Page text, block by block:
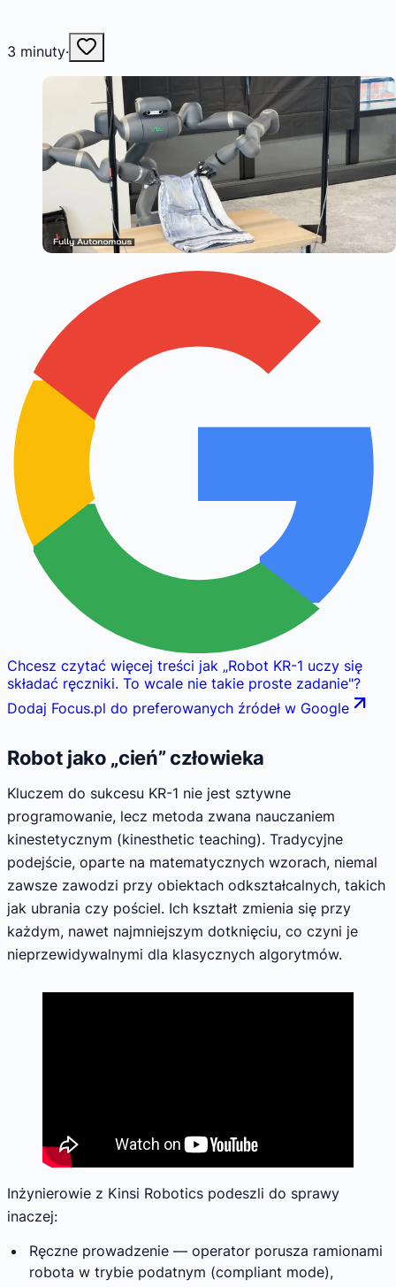
3 minuty·
Chcesz czytać więcej treści jak „Robot KR-1 uczy się
składać ręczniki. To wcale nie takie proste zadanie"?
Dodaj Focus.pl do preferowanych źródeł w Google
Robot jako „cień” człowieka
Kluczem do sukcesu KR-1 nie jest sztywne
programowanie, lecz metoda zwana nauczaniem
kinestetycznym (kinesthetic teaching). Tradycyjne
podejście, oparte na matematycznych wzorach, niemal
zawsze zawodzi przy obiektach odkształcalnych, takich
jak ubrania czy pościel. Ich kształt zmienia się przy
każdym, nawet najmniejszym dotknięciu, co czyni je
nieprzewidywalnymi dla klasycznych algorytmów.
Inżynierowie z Kinsi Robotics podeszli do sprawy
inaczej:
Ręczne prowadzenie — operator porusza ramionami
robota w trybie podatnym (compliant mode),